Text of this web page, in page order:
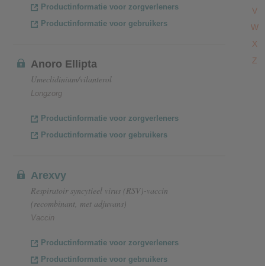
Productinformatie voor zorgverleners
Productinformatie voor gebruikers
Anoro Ellipta
Umeclidinium/vilanterol
Longzorg
Productinformatie voor zorgverleners
Productinformatie voor gebruikers
Arexvy
Respiratoir syncytieel virus (RSV)-vaccin
(recombinant, met adjuvans)
Vaccin
Productinformatie voor zorgverleners
Productinformatie voor gebruikers
V
W
X
Z